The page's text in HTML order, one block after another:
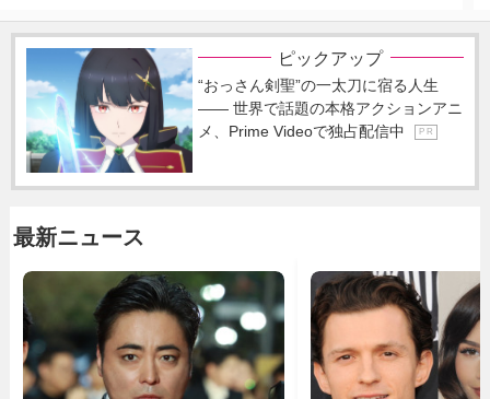
ピックアップ
“おっさん剣聖”の一太刀に宿る人生
―― 世界で話題の本格アクションアニ
メ、Prime Videoで独占配信中
P R
最新ニュース